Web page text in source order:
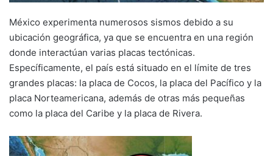
México experimenta numerosos sismos debido a su
ubicación geográfica, ya que se encuentra en una región
donde interactúan varias placas tectónicas.
Específicamente, el país está situado en el límite de tres
grandes placas: la placa de Cocos, la placa del Pacífico y la
placa Norteamericana, además de otras más pequeñas
como la placa del Caribe y la placa de Rivera.